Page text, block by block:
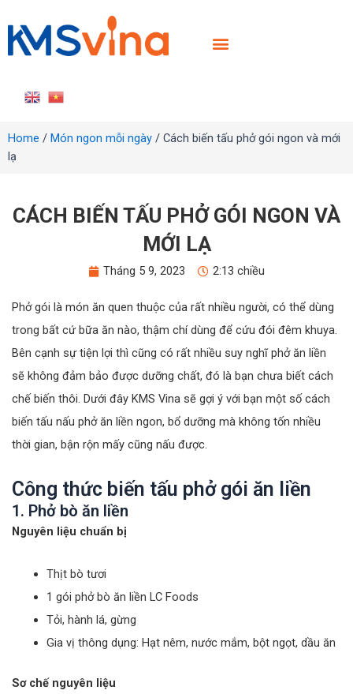
Home / Món ngon mỗi ngày / Cách biến tấu phở gói ngon và mới
lạ
CÁCH BIẾN TẤU PHỞ GÓI NGON VÀ
MỚI LẠ
Tháng 5 9, 2023 2:13 chiều
Phở gói là món ăn quen thuộc của rất nhiều người, có thể dùng
trong bất cứ bữa ăn nào, thậm chí dùng để cứu đói đêm khuya.
Bên cạnh sự tiện lợi thì cũng có rất nhiều suy nghĩ phở ăn liền
sẽ không đảm bảo được dưỡng chất, đó là bạn chưa biết cách
chế biến thôi. Dưới đây KMS Vina sẽ gợi ý với bạn một số cách
biến tấu nấu phở ăn liền ngon, bổ dưỡng mà không tốn nhiều
thời gian, bận rộn mấy cũng nấu được.
Công thức biến tấu phở gói ăn liền
1. Phở bò ăn liền
Nguyên liệu chuẩn bị
Thịt bò tươi
1 gói phở bò ăn liền LC Foods
Tỏi, hành lá, gừng
Gia vị thông dụng: Hạt nêm, nước mắm, bột ngọt, dầu ăn
Sơ chế nguyên liệu